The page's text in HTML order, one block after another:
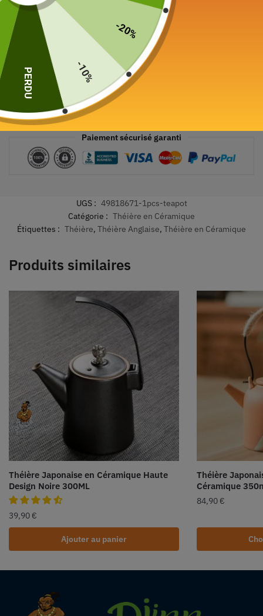
Paiement sécurisé garanti
UGS : 49818671-1pcs-teapot
Catégorie : Théière en Céramique
Étiquettes : Théière, Théière Anglaise, Théière en Céramique
Produits similaires
Théière Japonaise en Céramique Haute
Design Noire 300ML
39,90 €
Ajouter au panier
Théière
Céramique
84,90 €
-20%
-10%
PERDU